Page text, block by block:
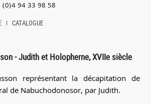
(0)4 94 33 98 58
CATALOGUE
- Judith et Holopherne, XVIIe siècle
représentant la décapitation de
de Nabuchodonosor, par Judith.